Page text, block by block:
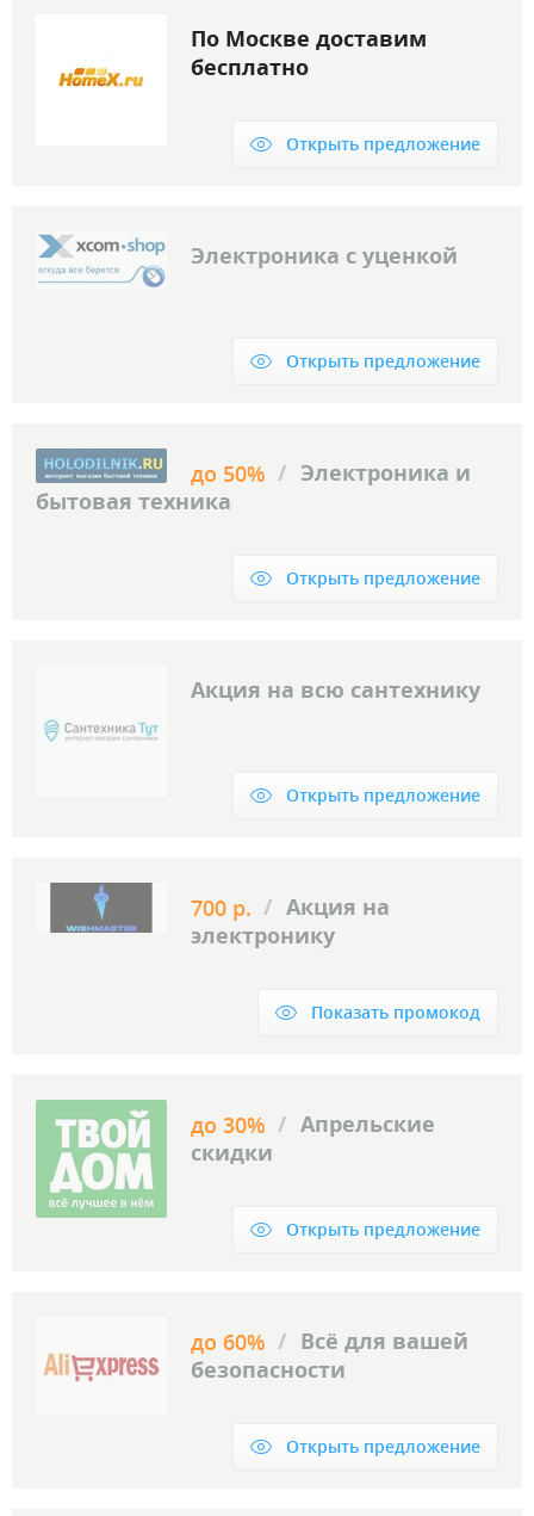
По Москве доставим
бесплатно
Открыть предложение
Электроника с уценкой
Открыть предложение
до 50% / Электроника и
бытовая техника
Открыть предложение
Акция на всю сантехнику
Открыть предложение
700 р. / Акция на
электронику
Показать промокод
до 30% / Апрельские
скидки
Открыть предложение
до 60% / Всё для вашей
безопасности
Открыть предложение